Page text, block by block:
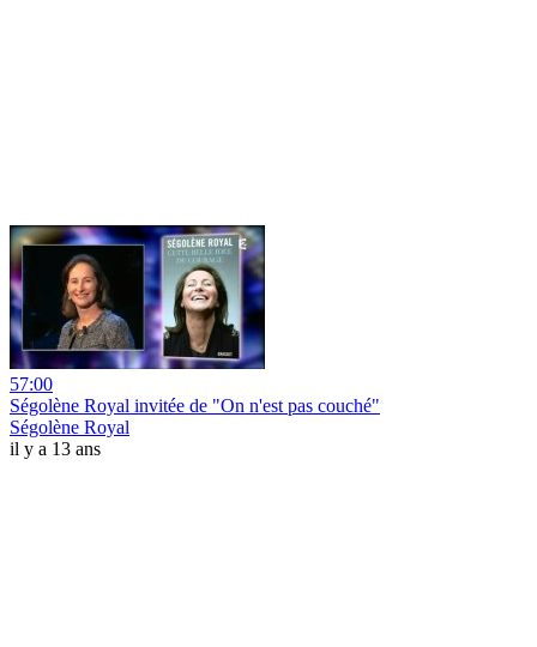
57:00
Ségolène Royal invitée de "On n'est pas couché"
Ségolène Royal
il y a 13 ans